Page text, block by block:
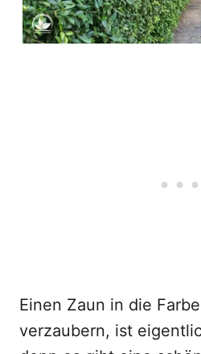
Einen Zaun in die
verzaubern, ist